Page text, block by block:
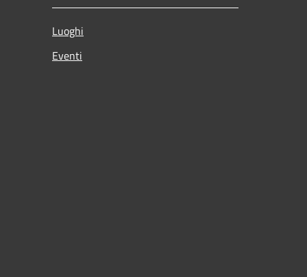
Luoghi
Eventi